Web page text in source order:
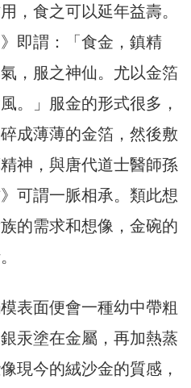
，食之可以延年益壽。
即謂：「食金，鎮精
，服之神仙。尤以金箔
。」服金的形式很多，
成薄薄的金箔，然後敷
神，與唐代道士醫師孫
可謂一脈相承。類此想
的需求和想像，金碗的
表面便會一種幼中帶粗
汞塗在金屬，再加熱蒸
現今的絨沙金的質感，